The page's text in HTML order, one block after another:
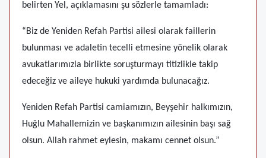
belirten Yel, açıklamasını şu sözlerle tamamladı:
“Biz de Yeniden Refah Partisi ailesi olarak faillerin
bulunması ve adaletin tecelli etmesine yönelik olarak
avukatlarımızla birlikte soruşturmayı titizlikle takip
edeceğiz ve aileye hukuki yardımda bulunacağız.
Yeniden Refah Partisi camiamızın, Beyşehir halkımızın,
Huğlu Mahallemizin ve başkanımızın ailesinin başı sağ
olsun. Allah rahmet eylesin, makamı cennet olsun.”